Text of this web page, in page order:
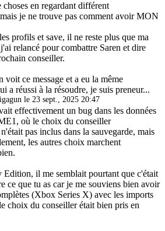
choses en regardant différent
je ne trouve pas comment avoir MON
profils et save, il ne reste plus que ma
relancé pour combattre Saren et dire
conseiller.
voit ce message et a eu la même
a réussi à la résoudre, je suis preneur...
le 23 sept., 2025 20:47
effectivement un bug dans les données
où le choix du conseiller
pas inclus dans la sauvegarde, mais
les autres choix marchent
Edition, il me semblait pourtant que c'était
ce que tu as car je me souviens bien avoir
(Xbox Series X) avec les imports
choix du conseiller était bien pris en